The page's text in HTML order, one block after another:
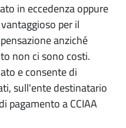
in eccedenza oppure
per il
anziché
non ci sono costi.
e consente di
sull'ente destinatario
pagamento a CCIAA